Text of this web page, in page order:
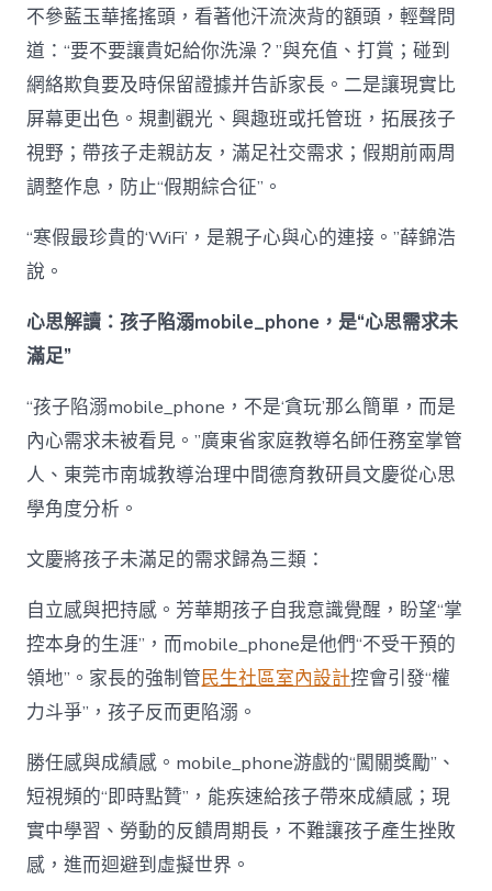
不參藍玉華搖搖頭，看著他汗流浹背的額頭，輕聲問
道：“要不要讓貴妃給你洗澡？”與充值、打賞；碰到
網絡欺負要及時保留證據并告訴家長。二是讓現實比
屏幕更出色。規劃觀光、興趣班或托管班，拓展孩子
視野；帶孩子走親訪友，滿足社交需求；假期前兩周
調整作息，防止“假期綜合征”。
“寒假最珍貴的‘WiFi’，是親子心與心的連接。”薛錦浩
說。
心思解讀：孩子陷溺mobile_phone，是“心思需求未
滿足”
“孩子陷溺mobile_phone，不是‘貪玩’那么簡單，而是
內心需求未被看見。”廣東省家庭教導名師任務室掌管
人、東莞市南城教導治理中間德育教研員文慶從心思
學角度分析。
文慶將孩子未滿足的需求歸為三類：
自立感與把持感。芳華期孩子自我意識覺醒，盼望“掌
控本身的生涯”，而mobile_phone是他們“不受干預的
領地”。家長的強制管民生社區室內設計控會引發“權
力斗爭”，孩子反而更陷溺。
勝任感與成績感。mobile_phone游戲的“闖關獎勵”、
短視頻的“即時點贊”，能疾速給孩子帶來成績感；現
實中學習、勞動的反饋周期長，不難讓孩子產生挫敗
感，進而迴避到虛擬世界。